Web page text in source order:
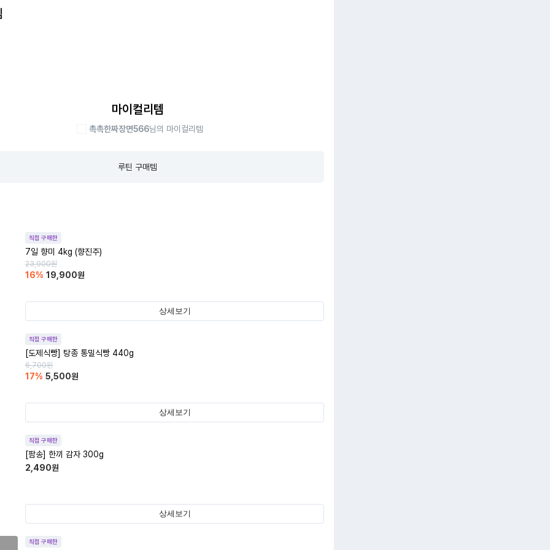
마이컬리템
촉촉한짜장면566님의 마이컬리템
루틴 구매템
직접 구매한
7일 향미 4kg (향진주)
23,900원
16% 19,900원
상세보기
직접 구매한
[도제식빵] 탕종 통밀식빵 440g
6,700원
17% 5,500원
상세보기
직접 구매한
[팜송] 한끼 감자 300g
2,490원
상세보기
직접 구매한